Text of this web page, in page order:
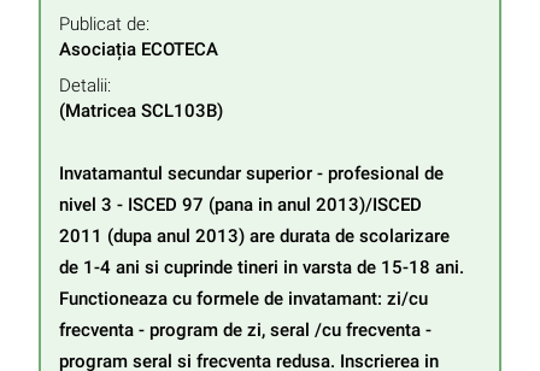
Publicat de:
Asociația ECOTECA
Detalii:
(Matricea SCL103B)
Invatamantul secundar superior - profesional de
nivel 3 - ISCED 97 (pana in anul 2013)/ISCED
2011 (dupa anul 2013) are durata de scolarizare
de 1-4 ani si cuprinde tineri in varsta de 15-18 ani.
Functioneaza cu formele de invatamant: zi/cu
frecventa - program de zi, seral /cu frecventa -
program seral si frecventa redusa. Inscrierea in